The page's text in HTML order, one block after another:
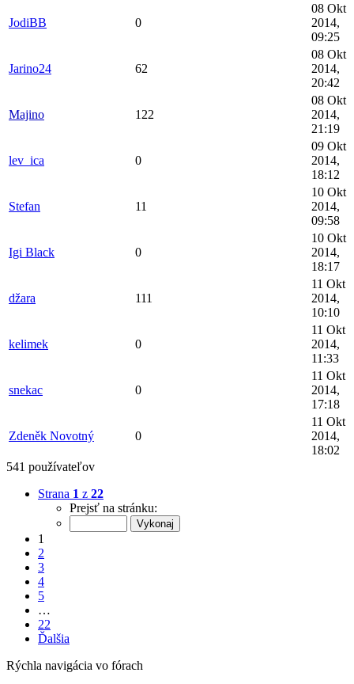
JodiBB 0
08 Okt
2014,
09:25
Jarino24 62
08 Okt
2014,
20:42
Majino 122
08 Okt
2014,
21:19
lev_ica 0
09 Okt
2014,
18:12
Stefan 11
10 Okt
2014,
09:58
Igi Black 0
10 Okt
2014,
18:17
džara 111
11 Okt
2014,
10:10
kelimek 0
11 Okt
2014,
11:33
snekac 0
11 Okt
2014,
17:18
Zdeněk Novotný 0
11 Okt
2014,
18:02
541 používateľov
Strana 1 z 22
Prejsť na stránku:
1
2
3
4
5
…
22
Ďalšia
Rýchla navigácia vo fórach